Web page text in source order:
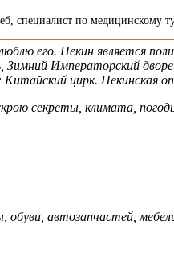
специалист по медицинскому
его. Пекин является
Императорский
цирк. Пекинская
секреты, климата,
обуви, автозапчастей,